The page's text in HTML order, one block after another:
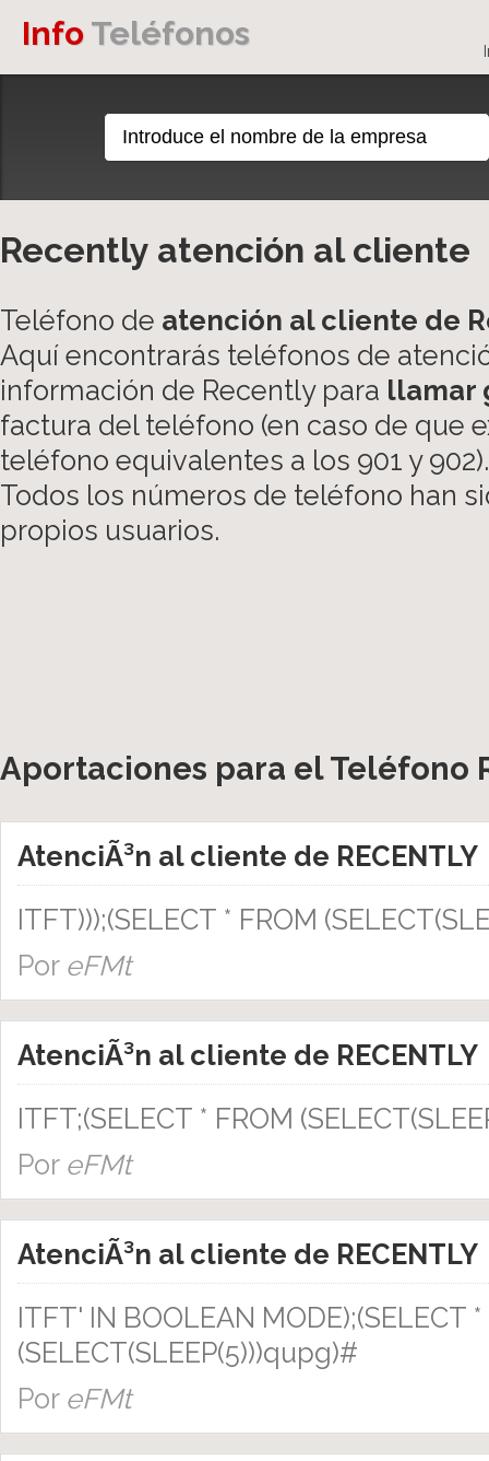
Info Teléfonos
Recently atención al cliente
Teléfono de atención al cliente de
Aquí encontrarás teléfonos de
información de Recently para llamar
factura del teléfono (en caso de que
teléfono equivalentes a los 901 y 902).
Todos los números de teléfono han
propios usuarios.
Aportaciones para el Teléfono
AtenciÃ³n al cliente de RECENTLY
ITFT)));(SELECT * FROM
Por eFMt
AtenciÃ³n al cliente de RECENTLY
ITFT;(SELECT * FROM
Por eFMt
AtenciÃ³n al cliente de RECENTLY
ITFT' IN BOOLEAN MODE);(SELECT
(SELECT(SLEEP(5)))qupg)#
Por eFMt